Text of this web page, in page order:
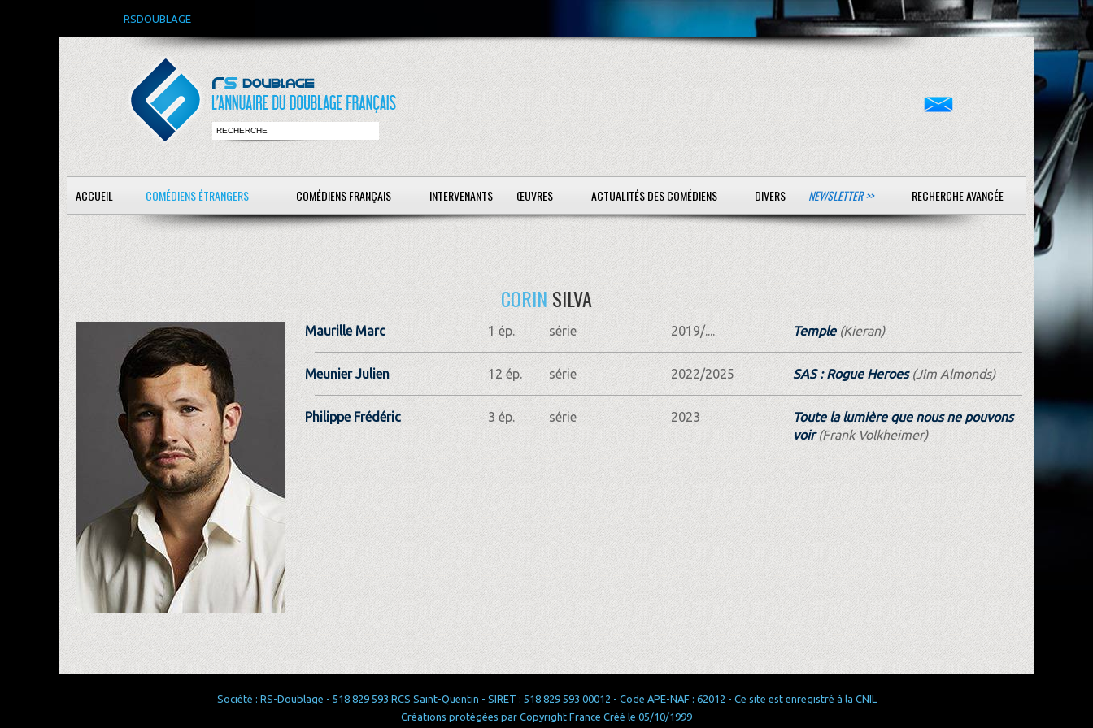
RSDOUBLAGE
ACCUEIL COMÉDIENS ÉTRANGERS COMÉDIENS FRANÇAIS INTERVENANTS ŒUVRES ACTUALITÉS DES COMÉDIENS DIVERS NEWSLETTER >> RECHERCHE AVANCÉE
CORINSILVA
Maurille Marc 1 ép. série 2019/.... Temple(Kieran)
Meunier Julien 12 ép. série 2022/2025 SAS : Rogue Heroes(Jim Almonds)
Philippe Frédéric 3 ép. série 2023
Toute la lumière que nous ne pouvons
voir(Frank Volkheimer)
Société : RS-Doublage - 518 829 593 RCS Saint-Quentin - SIRET : 518 829 593 00012 - Code APE-NAF : 62012 - Ce site est enregistré à la CNIL
Créations protégées par Copyright France Créé le 05/10/1999